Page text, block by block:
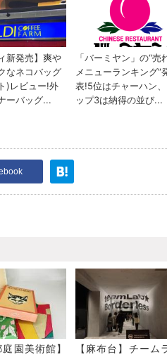
庭園美術館】
【麻布台】チーム